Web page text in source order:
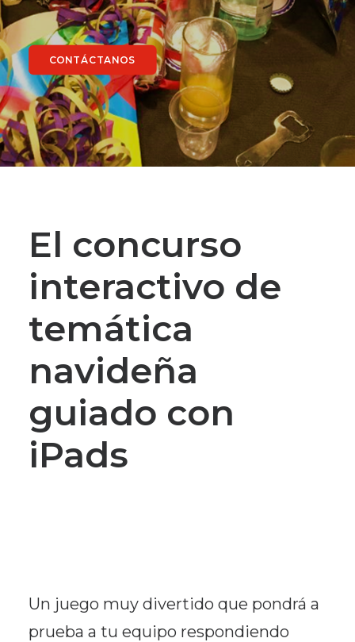
CONTÁCTANOS
El concurso
interactivo de
temática
navideña
guiado con
iPads
Un juego muy divertido que pondrá a
prueba a tu equipo respondiendo